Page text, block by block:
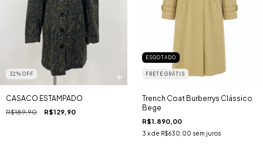
32 % OFF
CASACO ESTAMPADO
R$189,90 R$129,90
ESGOTADO
FRETE GRÁTIS
Trench Coat Burberrys Clássico
Bege
R$1.890,00
3 x de R$630,00 sem juros